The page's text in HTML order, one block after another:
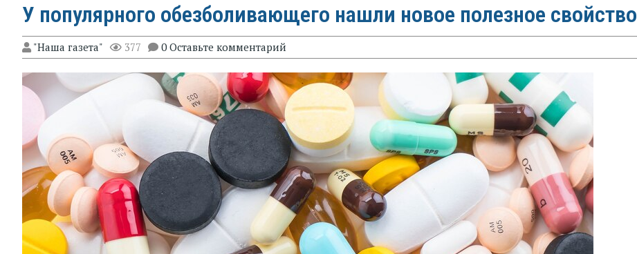
У популярного обезболивающего нашли новое полезное свойство
"Наша газета" 377 0 Оставьте комментарий